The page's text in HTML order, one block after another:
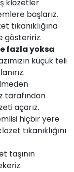
klozetler
başlarız.
tıkanıklığına
gösteririz.
fazla yoksa
küçük teli
tarafından
açarız.
hiçbir yere
tıkanıklığını
taşının